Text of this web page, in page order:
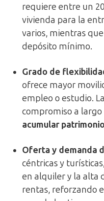
requiere entre un
vivienda para la
varios, mientras
depósito mínimo.
Grado de
ofrece mayor
empleo o estudio.
compromiso a
acumular
Oferta y demanda
céntricas y
en alquiler y la alta
rentas, reforzando